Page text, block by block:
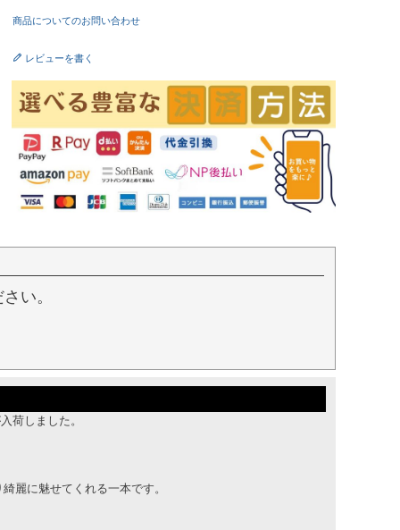
商品についてのお問い合わせ
レビューを書く
い。
荷しました。
麗に魅せてくれる一本です。